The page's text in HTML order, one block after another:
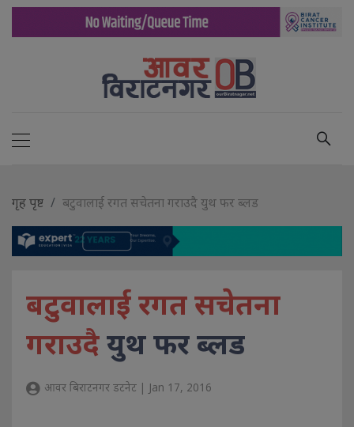
गृह पृष्ट बटुवालाई रगत सचेतना गराउदै युथ फर ब्लड
बटुवालाई रगत सचेतना
गराउदैयुथ फर ब्लड
आवर बिराटनगर डटनेट | Jan 17, 2016